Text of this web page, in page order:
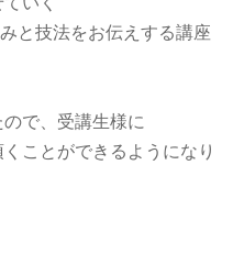
と技法をお伝えする講座
で、受講生様に
ことができるようになり